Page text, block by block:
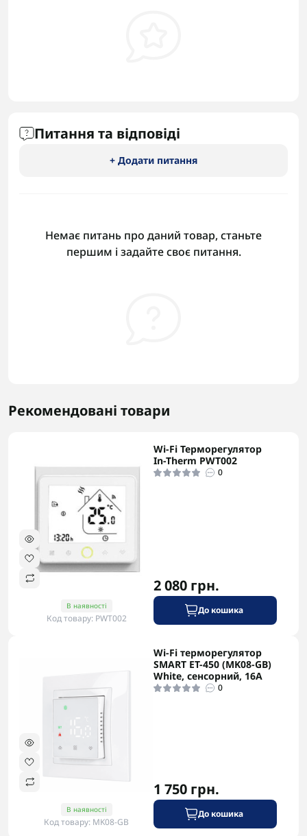
Питання та відповіді
+ Додати питання
Немає питань про даний товар, станьте
першим і задайте своє питання.
Рекомендовані товари
В наявності
Код товару: PWT002
Wi-Fi Терморегулятор
In-Therm PWT002
0
2 080 грн.
До кошика
В наявності
Код товару: MK08-GB
Wi-Fi терморегулятор
SMART ET-450 (MK08-GB)
White, сенсорний, 16А
0
1 750 грн.
До кошика